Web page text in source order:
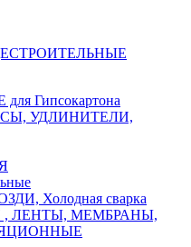
Гипсокартона
УДЛИНИТЕЛИ,
Холодная сварка
, ЛЕНТЫ, МЕМБРАНЫ,